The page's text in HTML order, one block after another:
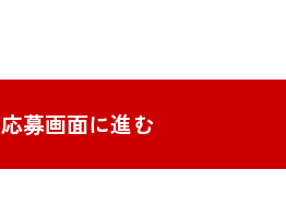
応募画面に進む